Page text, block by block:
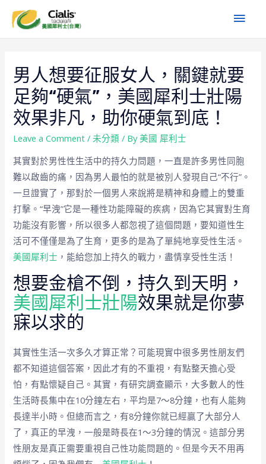
男人想要征服女人，關鍵就要
足夠“硬氣”，美國犀利士壯陽
效果非凡，助你硬氣到底！
Leave a Comment / 未分類 / By美國 犀利士
其實對於男性性生活中的持久力問題，一直是許多男性同胞
難以啟齒的痛，因為男人最怕的就是被別人發現自己“不行”。
一旦證實了，那對於一個男人來說將是精神和身體上的雙重
打擊。“早洩”它是一種性功能障礙的疾病，因為它其實對生育
功能沒有影響，所以很多人都忽視了這個問題，要知道性生
活可不僅僅是為了生育，更多的是為了單純地享受性生活。
美國犀利士 ，能給您加上持久的戰力，盡情享受性生活！
想要金槍不倒，持久到天明，
美國犀利士壯陽效果就是你夢
寐以求的
其實性生活一次多久才算正常？可能現實中很多男性朋友們
都不知道這個答案，因此才有的不重視，有點整天擔心受
怕，有點懷疑自己。其實，有研究調查顯示，大多數人的性
生活時長集中在10分鐘左右，平均是7～8分鐘，也有人能夠
長達半小時。但總而言之，有8分鐘你就已經贏了大部分人
了，真正的早洩，一般是時長在1～3分鐘的情況。這部分男
性朋友是真正需要重視自己性功能問題的。但是今天不用再